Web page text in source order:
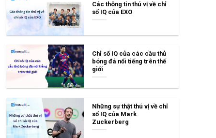
Các thông tin thú vị về chỉ
số IQ của EXO
Chỉ số IQ của các cầu thủ
bóng đá nổi tiếng trên thế
giới
Những sự thật thú vị về chỉ
số IQ của Mark
Zuckerberg